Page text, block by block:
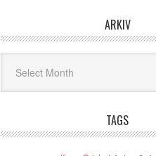
ARKIV
TAGS